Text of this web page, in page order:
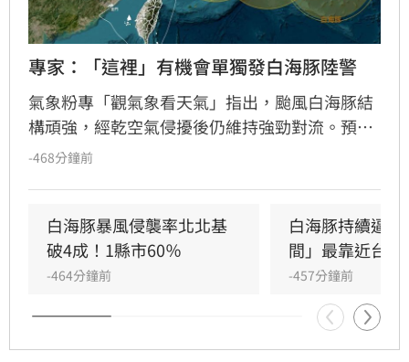
專家：「這裡」有機會單獨發白海豚陸警
氣象粉專「觀氣象看天氣」指出，颱風白海豚結
構頑強，經乾空氣侵擾後仍維持強勁對流。預估
白海豚將於8月8日至10日最接近台灣，暴風圈預
江縣發布陸警。儘管目前預測暴風圈不直接侵襲
台灣本島，但路徑仍具不確定性，且與海岸線距
離十分接近。氣象署建議民眾密切留意最新路
徑，特別是中部以北地區恐受風雨影響，前往琉
球、沖繩旅遊者亦需提高警覺，隨時關注颱風動
態以策安全。
-468分鐘前
白海豚暴風侵襲率北北基
破4成！1縣市60％
-464分鐘前
白海豚持續逼
間」最靠近台灣
-457分鐘前